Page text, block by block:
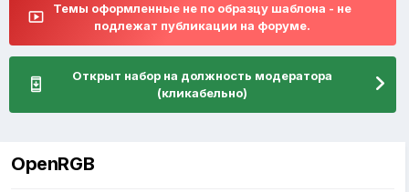
Темы оформленные не по образцу шаблона - не
подлежат публикации на форуме.
Открыт набор на должность модератора
(кликабельно)
OpenRGB